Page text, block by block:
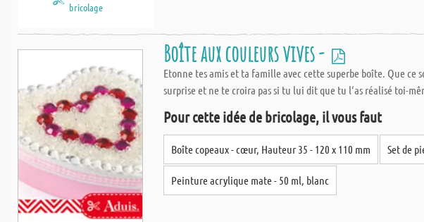
bricolage
Boîte aux couleurs vives -
Etonne tes amis et ta famille avec cette superbe boîte. Que
surprise et ne te croira pas si tu lui dit que tu l‘as réalisé toi-
Pour cette idée de bricolage, il vous faut
Boîte copeaux - cœur, Hauteur 35 - 120 x 110 mm Set de
Peinture acrylique mate - 50 ml, blanc